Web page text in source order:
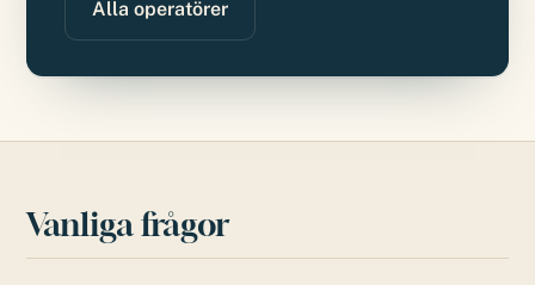
Alla operatörer
Vanliga frågor